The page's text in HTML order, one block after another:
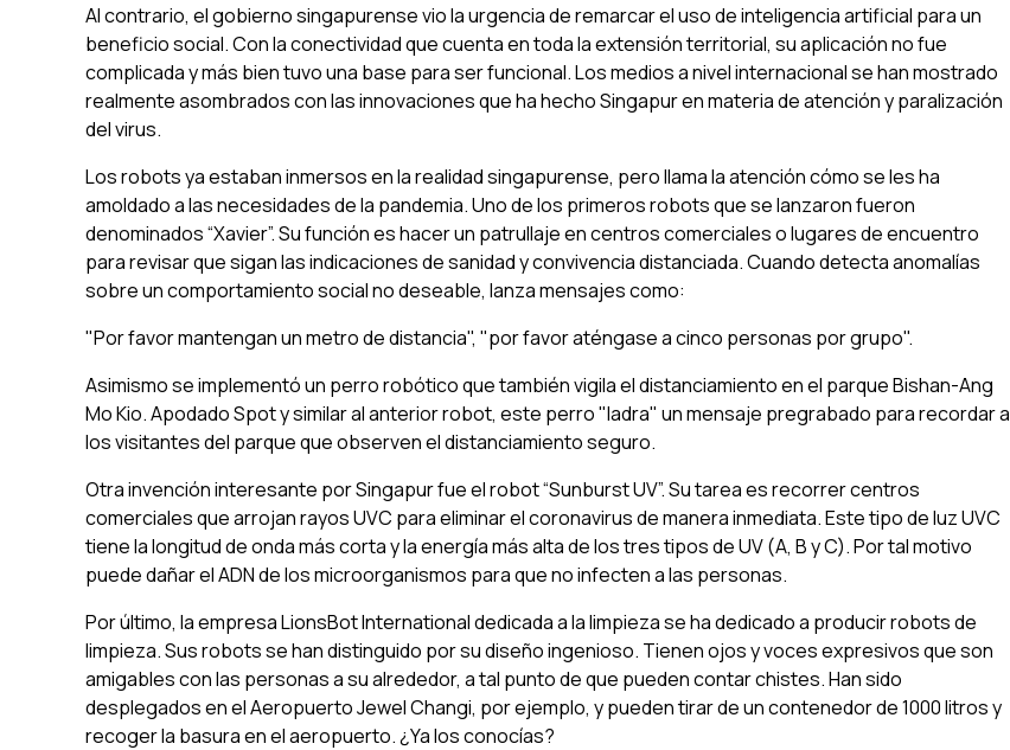
Al contrario, el gobierno singapurense vio la urgencia de remarcar el uso de inteligencia artificial para un
beneficio social. Con la conectividad que cuenta en toda la extensión territorial, su aplicación no fue
complicada y más bien tuvo una base para ser funcional. Los medios a nivel internacional se han mostrado
realmente asombrados con las innovaciones que ha hecho Singapur en materia de atención y paralización
del virus.
Los robots ya estaban inmersos en la realidad singapurense, pero llama la atención cómo se les ha
amoldado a las necesidades de la pandemia. Uno de los primeros robots que se lanzaron fueron
denominados “Xavier”. Su función es hacer un patrullaje en centros comerciales o lugares de encuentro
para revisar que sigan las indicaciones de sanidad y convivencia distanciada. Cuando detecta anomalías
sobre un comportamiento social no deseable, lanza mensajes como:
"Por favor mantengan un metro de distancia", "por favor aténgase a cinco personas por grupo".
Asimismo se implementó un perro robótico que también vigila el distanciamiento en el parque Bishan-Ang
Mo Kio. Apodado Spot y similar al anterior robot, este perro "ladra" un mensaje pregrabado para recordar a
los visitantes del parque que observen el distanciamiento seguro.
Otra invención interesante por Singapur fue el robot “Sunburst UV”. Su tarea es recorrer centros
comerciales que arrojan rayos UVC para eliminar el coronavirus de manera inmediata. Este tipo de luz UVC
tiene la longitud de onda más corta y la energía más alta de los tres tipos de UV (A, B y C). Por tal motivo
puede dañar el ADN de los microorganismos para que no infecten a las personas.
Por último, la empresa LionsBot International dedicada a la limpieza se ha dedicado a producir robots de
limpieza. Sus robots se han distinguido por su diseño ingenioso. Tienen ojos y voces expresivos que son
amigables con las personas a su alrededor, a tal punto de que pueden contar chistes. Han sido
desplegados en el Aeropuerto Jewel Changi, por ejemplo, y pueden tirar de un contenedor de 1000 litros y
recoger la basura en el aeropuerto. ¿Ya los conocías?